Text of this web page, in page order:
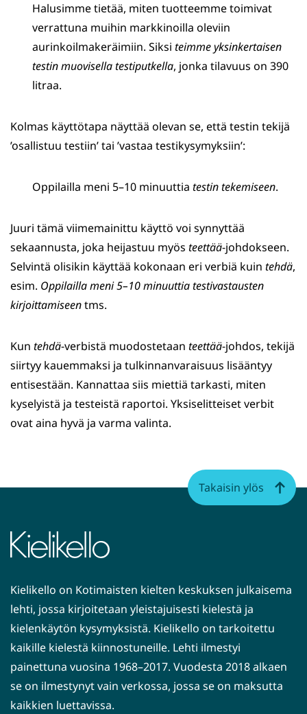
Halusimme tietää, miten tuotteemme toimivat
verrattuna muihin markkinoilla oleviin
aurinkoilmakeräimiin. Siksi teimme yksinkertaisen
testin muovisella testiputkella, jonka tilavuus on 390
litraa.
Kolmas käyttötapa näyttää olevan se, että testin tekijä
’osallistuu testiin’ tai ’vastaa testikysymyksiin’:
Oppilailla meni 5–10 minuuttia testin tekemiseen.
Juuri tämä viimemainittu käyttö voi synnyttää
sekaannusta, joka heijastuu myös teettää-johdokseen.
Selvintä olisikin käyttää kokonaan eri verbiä kuin tehdä,
esim. Oppilailla meni 5–10 minuuttiatestivastausten
kirjoittamiseentms.
Kun tehdä-verbistä muodostetaan teettää-johdos, tekijä
siirtyy kauemmaksi ja tulkinnanvaraisuus lisääntyy
entisestään. Kannattaa siis miettiä tarkasti, miten
kyselyistä ja testeistä raportoi. Yksiselitteiset verbit
ovat aina hyvä ja varma valinta.
Kielikello on Kotimaisten kielten keskuksen julkaisema
lehti, jossa kirjoitetaan yleistajuisesti kielestä ja
kielenkäytön kysymyksistä. Kielikello on tarkoitettu
kaikille kielestä kiinnostuneille. Lehti ilmestyi
painettuna vuosina 1968–2017. Vuodesta 2018 alkaen
se on ilmestynyt vain verkossa, jossa se on maksutta
kaikkien luettavissa.
Takaisin ylös